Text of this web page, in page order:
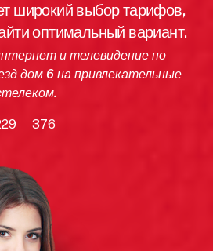
широкий выбор тарифов,
оптимальный вариант.
и телевидение по
дом 6 на привлекательные
376